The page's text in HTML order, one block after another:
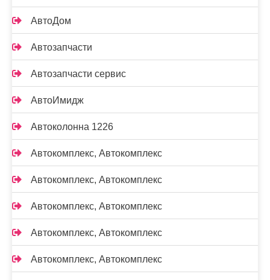
АвтоДом
Автозапчасти
Автозапчасти сервис
АвтоИмидж
Автоколонна 1226
Автокомплекс, Автокомплекс
Автокомплекс, Автокомплекс
Автокомплекс, Автокомплекс
Автокомплекс, Автокомплекс
Автокомплекс, Автокомплекс